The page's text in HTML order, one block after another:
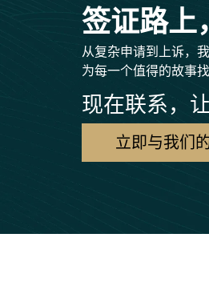
签证路上
从复杂申请到上诉，
为每一个值得的故事
现在联系，
立即与我们